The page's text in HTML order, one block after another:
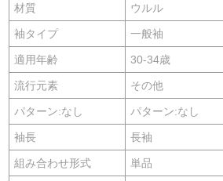
材質 ウルル
袖タイプ 一般袖
適用年齢 30-34歳
流行元素 その他
パターン:なし パターン:なし
袖長 長袖
組み合わせ形式 単品